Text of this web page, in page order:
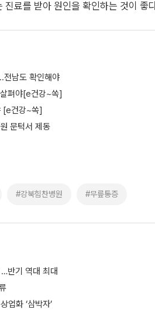
료를 받아 원인을 확인하는 것이 좋
전남도 확인해야
펴야[e건강~쏙]
[e건강~쏙]
문턱서 제동
#강북힘찬병원 #무릎통증
반기 역대 최대
업화 ‘삼박자’